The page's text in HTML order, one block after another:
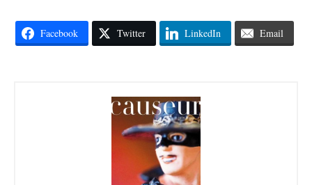
Facebook Twitter LinkedIn Email